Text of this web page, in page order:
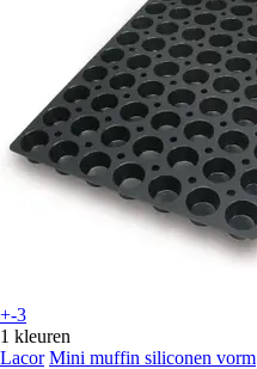
+-3
1 kleuren
Lacor Mini muffin siliconen vorm